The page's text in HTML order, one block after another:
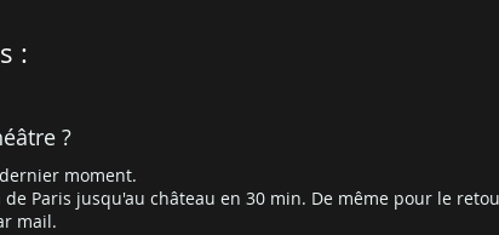
:
?
moment.
Paris jusqu'au château en 30 min. De même pour le
mail.